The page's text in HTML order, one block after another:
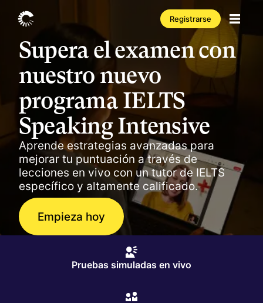
Registrarse
Supera el examen con
nuestro nuevo
programa IELTS
Speaking Intensive
Aprende estrategias avanzadas para
mejorar tu puntuación a través de
lecciones en vivo con un tutor de IELTS
específico y altamente calificado.
Empieza hoy
Pruebas simuladas en vivo